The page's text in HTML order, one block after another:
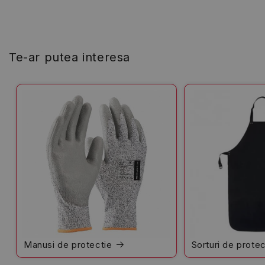
Te-ar putea interesa
Manusi de protectie Sorturi de